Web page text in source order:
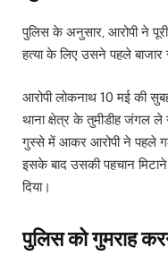
पुलिस के अनुसार, आरोपी ने
हत्या के लिए उसने पहले
आरोपी लोकनाथ 10 मई की
थाना क्षेत्र के तुमीडीह जंगल ले
गुस्से में आकर आरोपी ने पहले
इसके बाद उसकी पहचान
दिया।
पुलिस को गुमराह